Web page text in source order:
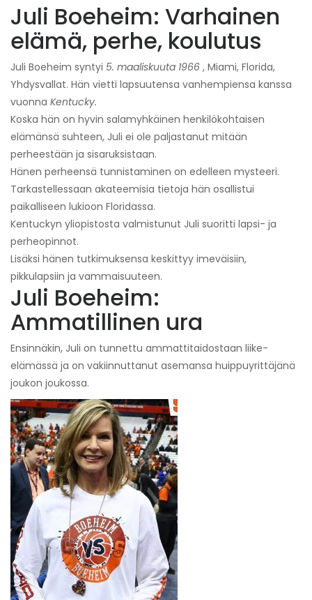
Juli Boeheim: Varhainen
elämä, perhe, koulutus
Juli Boeheim syntyi 5. maaliskuuta 1966 , Miami, Florida,
Yhdysvallat. Hän vietti lapsuutensa vanhempiensa kanssa
vuonna Kentucky.
Koska hän on hyvin salamyhkäinen henkilökohtaisen
elämänsä suhteen, Juli ei ole paljastanut mitään
perheestään ja sisaruksistaan.
Hänen perheensä tunnistaminen on edelleen mysteeri.
Tarkastellessaan akateemisia tietoja hän osallistui
paikalliseen lukioon Floridassa.
Kentuckyn yliopistosta valmistunut Juli suoritti lapsi- ja
perheopinnot.
Lisäksi hänen tutkimuksensa keskittyy imeväisiin,
pikkulapsiin ja vammaisuuteen.
Juli Boeheim:
Ammatillinen ura
Ensinnäkin, Juli on tunnettu ammattitaidostaan ​​liike-
elämässä ja on vakiinnuttanut asemansa huippuyrittäjänä
joukon joukossa.